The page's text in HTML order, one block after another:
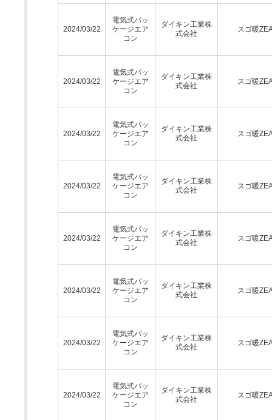
2024/03/22
電気式パッ
ケージエア
コン
ダイキン工業株
式会社
スゴ暖
2024/03/22
電気式パッ
ケージエア
コン
ダイキン工業株
式会社
スゴ暖
2024/03/22
電気式パッ
ケージエア
コン
ダイキン工業株
式会社
スゴ暖
2024/03/22
電気式パッ
ケージエア
コン
ダイキン工業株
式会社
スゴ暖
2024/03/22
電気式パッ
ケージエア
コン
ダイキン工業株
式会社
スゴ暖
2024/03/22
電気式パッ
ケージエア
コン
ダイキン工業株
式会社
スゴ暖
2024/03/22
電気式パッ
ケージエア
コン
ダイキン工業株
式会社
スゴ暖
2024/03/22
電気式パッ
ケージエア
コン
ダイキン工業株
式会社
スゴ暖